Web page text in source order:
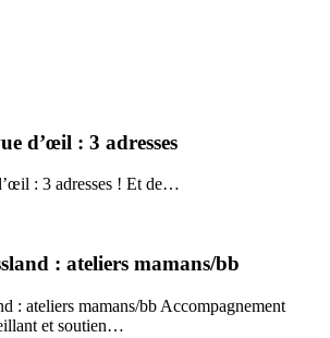
d’œil : 3 adresses
: 3 adresses ! Et de…
: ateliers mamans/bb
: ateliers mamans/bb Accompagnement
et soutien…